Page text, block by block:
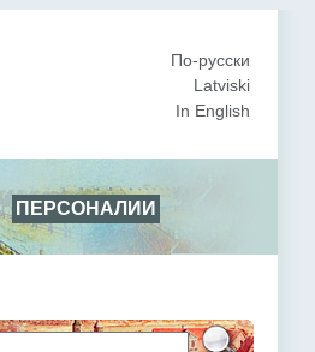
По-русски
Latviski
In English
ПЕРСОНАЛИИ